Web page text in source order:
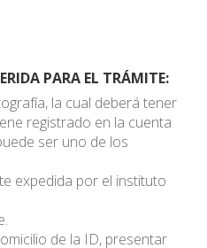
PARA EL TRÁMITE:
la cual deberá tener
registrado en la cuenta
ser uno de los
expedida por el instituto
de la ID, presentar